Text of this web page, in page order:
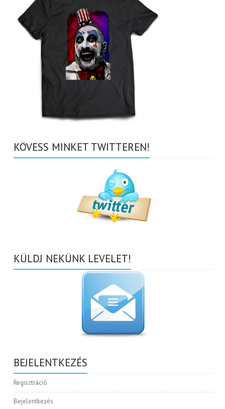
KÖVESS MINKET TWITTEREN!
KÜLDJ NEKÜNK LEVELET!
BEJELENTKEZÉS
Regisztráció
Bejelentkezés